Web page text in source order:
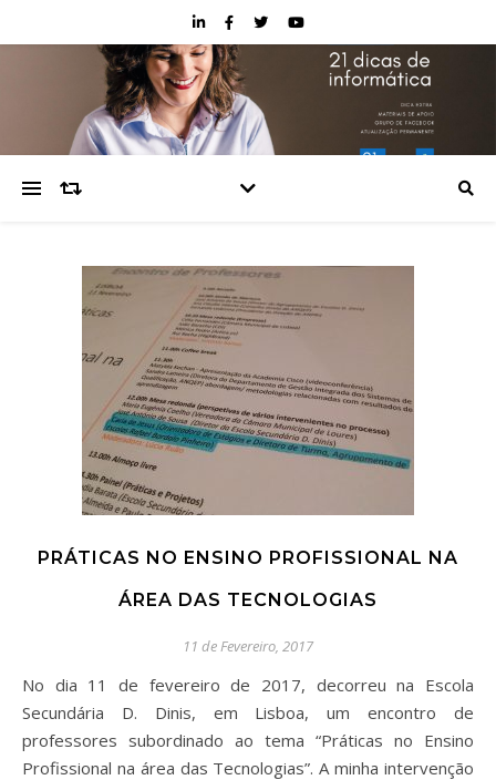
PRÁTICAS NO ENSINO PROFISSIONAL NA
ÁREA DAS TECNOLOGIAS
11 de Fevereiro, 2017
No dia 11 de fevereiro de 2017, decorreu na Escola
Secundária D. Dinis, em Lisboa, um encontro de
professores subordinado ao tema “Práticas no Ensino
Profissional na área das Tecnologias”. A minha intervenção